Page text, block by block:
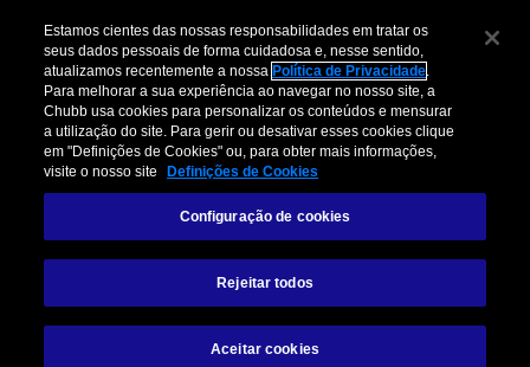
Seguro de Vida
Estamos cientes das nossas responsabilidades em tratar os
seus dados pessoais de forma cuidadosa e, nesse sentido,
atualizamos recentemente a nossa Política de Privacidade.
Para melhorar a sua experiência ao navegar no nosso site, a
Chubb usa cookies para personalizar os conteúdos e mensurar
a utilização do site. Para gerir ou desativar esses cookies clique
em "Definições de Cookies" ou, para obter mais informações,
visite o nosso site
Definições de Cookies
Configuração de cookies
Rejeitar todos
Aceitar cookies